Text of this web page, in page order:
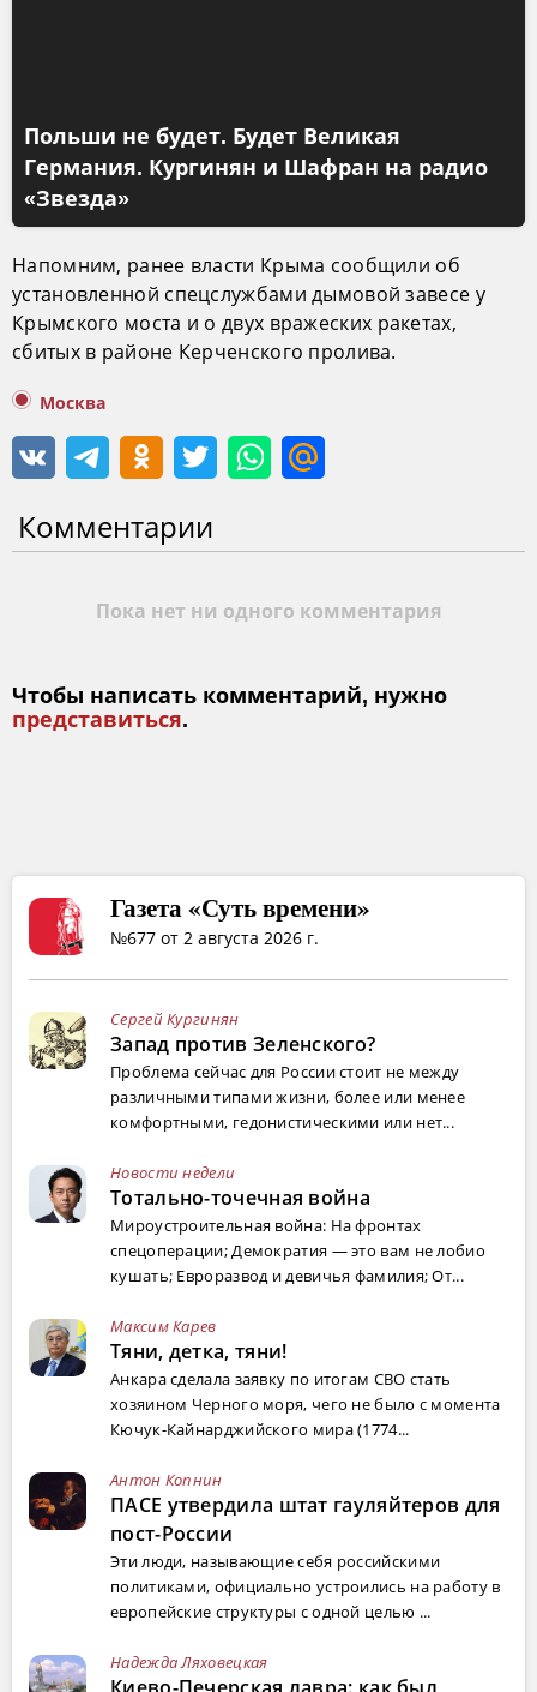
Польши не будет. Будет Великая
Германия. Кургинян и Шафран на радио
«Звезда»
Напомним, ранее власти Крыма сообщили об
установленной спецслужбами дымовой завесе у
Крымского моста и о двух вражеских ракетах,
сбитых в районе Керченского пролива.
Москва
Комментарии
Пока нет ни одного комментария
Чтобы написать комментарий, нужно
представиться.
Газета «Суть времени»
№677 от 2 августа 2026 г.
Сергей Кургинян
Запад против Зеленского?
Проблема сейчас для России стоит не между
различными типами жизни, более или менее
комфортными, гедонистическими или нет...
Новости недели
Тотально-точечная война
Мироустроительная война: На фронтах
спецоперации; Демократия — это вам не лобио
кушать; Евроразвод и девичья фамилия; От...
Максим Карев
Тяни, детка, тяни!
Анкара сделала заявку по итогам СВО стать
хозяином Черного моря, чего не было с момента
Кючук-Кайнарджийского мира (1774...
Антон Копнин
ПАСЕ утвердила штат гауляйтеров для
пост-России
Эти люди, называющие себя российскими
политиками, официально устроились на работу в
европейские структуры с одной целью ...
Надежда Ляховецкая